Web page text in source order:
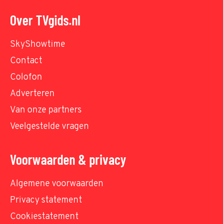
Over TVgids.nl
SkyShowtime
Contact
Colofon
Adverteren
Van onze partners
Veelgestelde vragen
Voorwaarden & privacy
Algemene voorwaarden
Privacy statement
Cookiestatement